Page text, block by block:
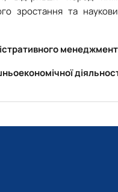
зростання та